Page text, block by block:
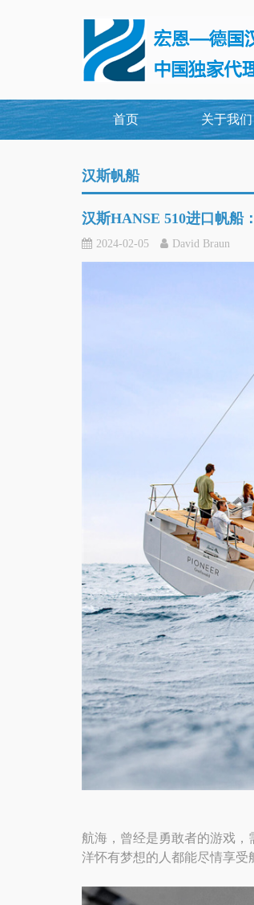
首页 关于我们
汉斯帆船
汉斯HANSE 510进口帆船
2024-02-05 David Braun
航海，曾经是勇敢者的游戏，
洋怀有梦想的人都能尽情享受